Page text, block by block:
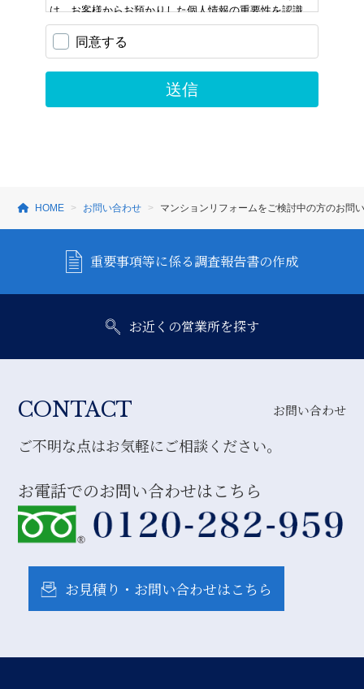
HOME お問い合わせ マンションリフォームをご検討中の方のお問
重要事項等に係る調査報告書の作成
お近くの営業所を探す
CONTACT お問い合わせ
ご不明な点はお気軽にご相談ください。
お電話でのお問い合わせはこちら
お見積り・お問い合わせはこちら